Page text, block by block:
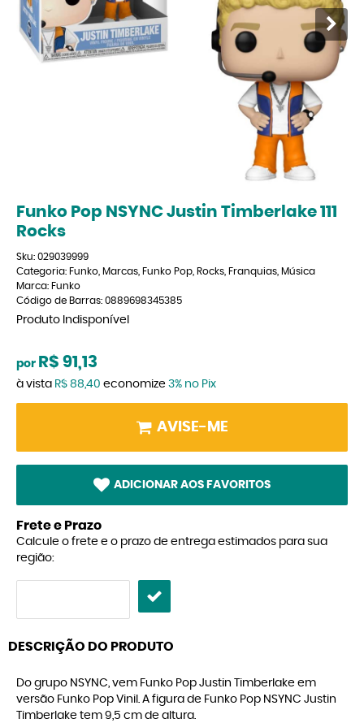
Funko Pop NSYNC Justin Timberlake 111
Rocks
Sku: 029039999
Categoria: Funko Marcas Funko Pop Rocks Franquias Música
Marca: Funko
Código de Barras: 0889698345385
Produto Indisponível
por R$ 91,13
à vista R$ 88,40 economize 3% no Pix
AVISE-ME
ADICIONAR AOS FAVORITOS
Frete e Prazo
Calcule o frete e o prazo de entrega estimados para sua
região:
DESCRIÇÃO DO PRODUTO
Do grupo NSYNC, vem Funko Pop Justin Timberlake em
versão Funko Pop Vinil. A figura de Funko Pop NSYNC Justin
Timberlake tem 9,5 cm de altura.